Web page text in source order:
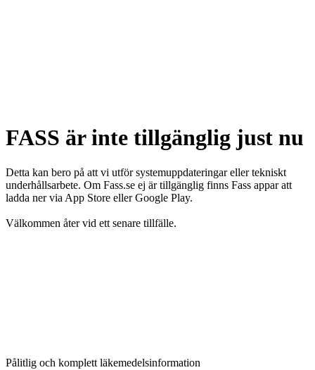
FASS är inte tillgänglig just nu
Detta kan bero på att vi utför systemuppdateringar eller tekniskt
underhållsarbete. Om Fass.se ej är tillgänglig finns Fass appar att
ladda ner via App Store eller Google Play.
Välkommen åter vid ett senare tillfälle.
Pålitlig och komplett läkemedelsinformation